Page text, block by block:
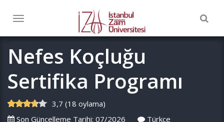
Toggle
Nefes Koçluğu
Sertifika Programı
3,7 (18 oylama)
Son Güncelleme Tarihi: 07/2026
Türkçe